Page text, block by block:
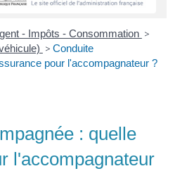
- Impôts - Consommation >
> Conduite
pour l'accompagnateur ?
: quelle
l'accompagnateur